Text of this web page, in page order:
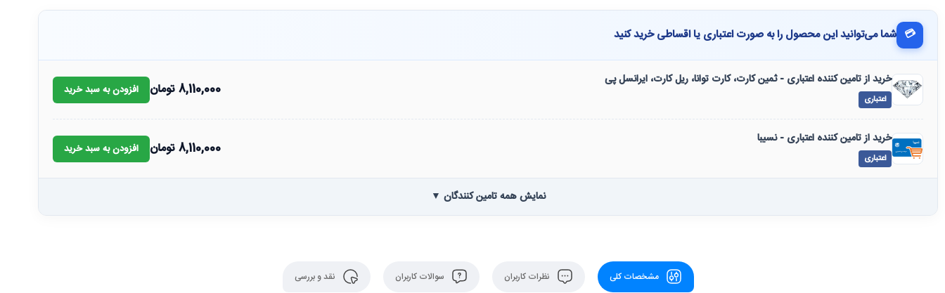
💳 شما می‌توانید این محصول را به صورت اعتباری یا اقساطی خرید کنید
خرید از تامین کننده اعتباری - ثمین کارت، کارت توانا، ریل کارت، ایرانسل پی
اعتباری
8,110,000تومان افزودن به سبد خرید
خرید از تامین کننده اعتباری - نسیبا
اعتباری
8,110,000تومان افزودن به سبد خرید
نمایش همه تامین کنندگان ▼
مشخصات کلی نظرات کاربران سوالات کاربران نقد و بررسی